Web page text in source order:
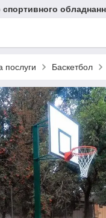
послуги Баскетбол